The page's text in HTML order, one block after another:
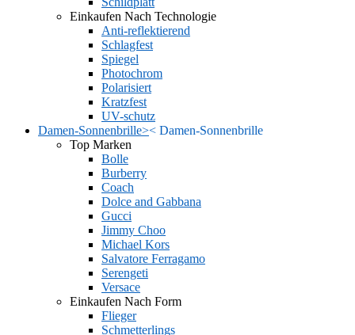
Einkaufen Nach Technologie
Anti-reflektierend
Schlagfest
Spiegel
Photochrom
Polarisiert
Kratzfest
UV-schutz
Damen-Sonnenbrille>< Damen-Sonnenbrille
Top Marken
Bolle
Burberry
Coach
Dolce and Gabbana
Gucci
Jimmy Choo
Michael Kors
Salvatore Ferragamo
Serengeti
Versace
Einkaufen Nach Form
Flieger
Schmetterlings